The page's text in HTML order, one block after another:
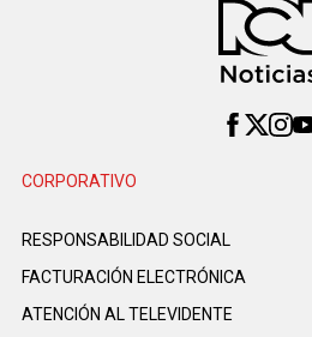
CORPORATIVO
RESPONSABILIDAD SOCIAL
FACTURACIÓN ELECTRÓNICA
ATENCIÓN AL TELEVIDENTE